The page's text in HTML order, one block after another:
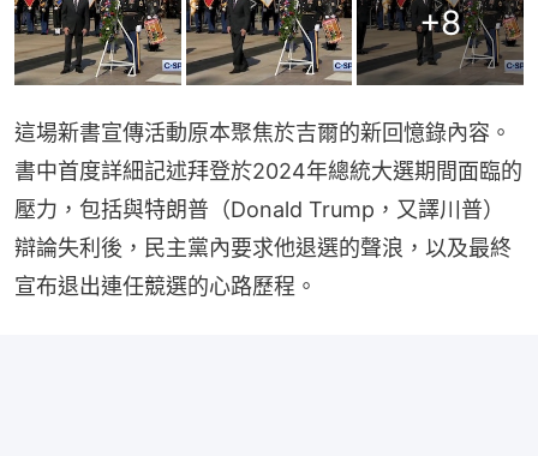
+8
這場新書宣傳活動原本聚焦於吉爾的新回憶錄內容。
書中首度詳細記述拜登於2024年總統大選期間面臨的
壓力，包括與特朗普（Donald Trump，又譯川普）
辯論失利後，民主黨內要求他退選的聲浪，以及最終
宣布退出連任競選的心路歷程。